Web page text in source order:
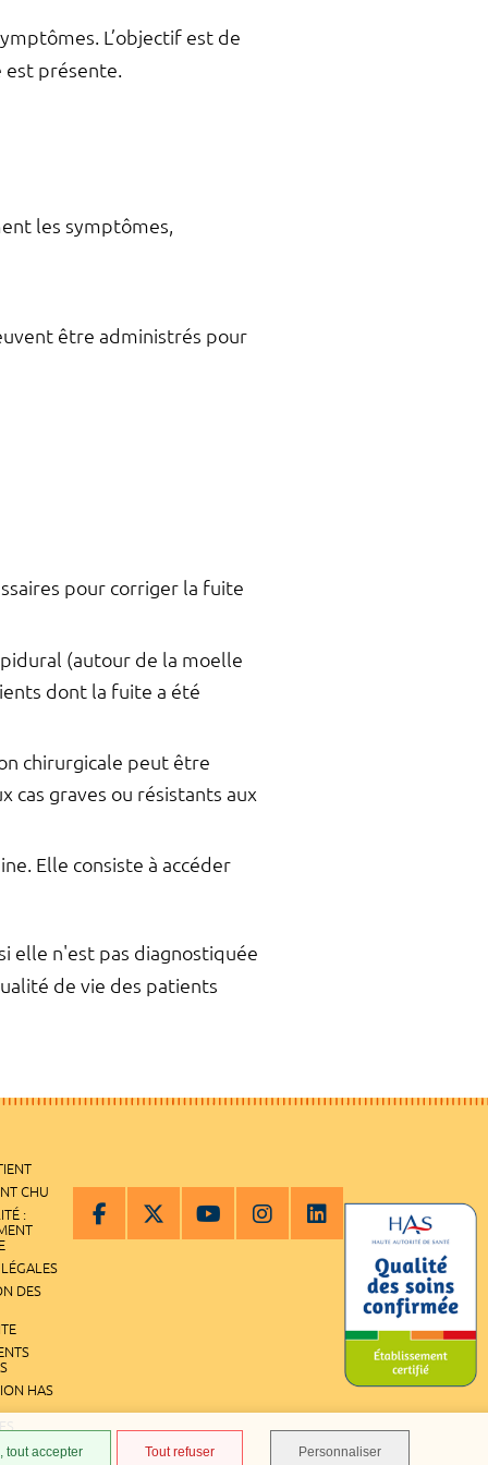
tout accepter Tout refuser Personnaliser
L’objectif est de
est présente.
les symptômes,
être administrés pour
pour corriger la fuite
(autour de la moelle
dont la fuite a été
chirurgicale peut être
cas graves ou résistants aux
Elle consiste à accéder
elle n'est pas diagnostiquée
de vie des patients
CHU
:
DES
HAS